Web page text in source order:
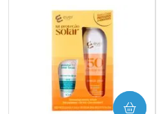
COMPRAR